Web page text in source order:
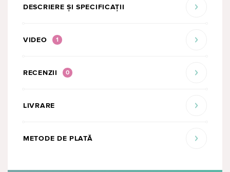
DESCRIERE ȘI SPECIFICAȚII
VIDEO 1
RECENZII 0
LIVRARE
METODE DE PLATĂ